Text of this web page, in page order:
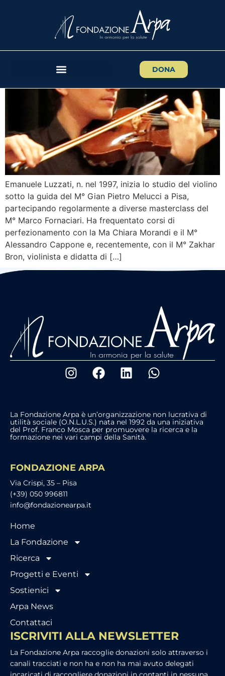
DONA
EMANUELE LUZZATI
Emanuele Luzzati, n. nel 1997, inizia lo studio del violino
sotto la guida del M° Gian Pietro Melucci a Pisa,
partecipando regolarmente a diverse masterclass del
M° Marco Fornaciari. Ha frequentato corsi di
perfezionamento con la Ma Chiara Morandi e il M°
Alessandro Cappone e, recentemente, con il M° Zakhar
Bron, violinista e didatta di […]
La Fondazione Arpa è un’organizzazione non lucrativa di
utilità sociale (O.N.L.U.S.) nata nel 1992 da una iniziativa
del Prof. Franco Mosca per promuovere la ricerca e la
formazione nei vari campi della Sanità.
FONDAZIONE ARPA
Via Crispi, 35 – Pisa
(+39) 050 996811
info@fondazionearpa.it
Home
La Fondazione
Ricerca
Progetti e Eventi
Sostienici
Arpa News
Contattaci
ISCRIVITI ALLA NEWSLETTER
La Fondazione Arpa raccoglie donazioni solo attraverso i
canali tracciati e non ha e non ha mai avuto delegati